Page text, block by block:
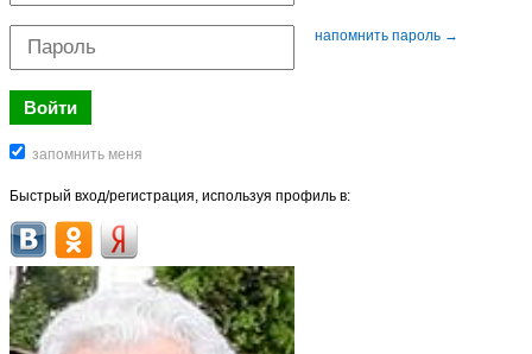
напомнить пароль →
Быстрый вход/регистрация, используя профиль в: